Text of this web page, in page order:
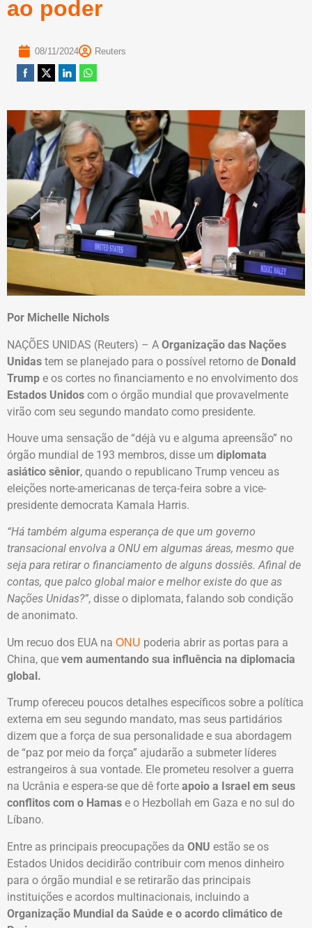
ao poder
08/11/2024 Reuters
Por Michelle Nichols
NAÇÕES UNIDAS (Reuters) – A Organização das Nações
Unidas tem se planejado para o possível retorno de Donald
Trump e os cortes no financiamento e no envolvimento dos
Estados Unidos com o órgão mundial que provavelmente
virão com seu segundo mandato como presidente.
Houve uma sensação de “déjà vu e alguma apreensão” no
órgão mundial de 193 membros, disse um diplomata
asiático sênior, quando o republicano Trump venceu as
eleições norte-americanas de terça-feira sobre a vice-
presidente democrata Kamala Harris.
“Há também alguma esperança de que um governo
transacional envolva a ONU em algumas áreas, mesmo que
seja para retirar o financiamento de alguns dossiês. Afinal de
contas, que palco global maior e melhor existe do que as
Nações Unidas?”, disse o diplomata, falando sob condição
de anonimato.
Um recuo dos EUA na ONU poderia abrir as portas para a
China, que vem aumentando sua influência na diplomacia
global.
Trump ofereceu poucos detalhes específicos sobre a política
externa em seu segundo mandato, mas seus partidários
dizem que a força de sua personalidade e sua abordagem
de “paz por meio da força” ajudarão a submeter líderes
estrangeiros à sua vontade. Ele prometeu resolver a guerra
na Ucrânia e espera-se que dê forte apoio a Israel em seus
conflitos com o Hamas e o Hezbollah em Gaza e no sul do
Líbano.
Entre as principais preocupações da ONU estão se os
Estados Unidos decidirão contribuir com menos dinheiro
para o órgão mundial e se retirarão das principais
instituições e acordos multinacionais, incluindo a
Organização Mundial da Saúde e o acordo climático de